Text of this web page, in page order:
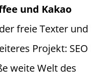
und Kakao
freie Texter und
Projekt: SEO
weite Welt des